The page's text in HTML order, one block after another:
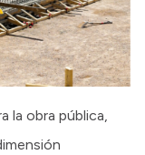
la obra pública,